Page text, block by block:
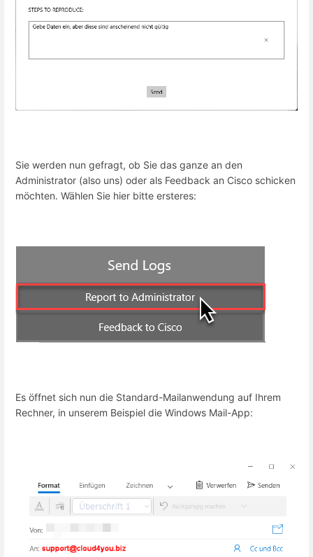
Sie werden nun gefragt, ob Sie das ganze an den
Administrator (also uns) oder als Feedback an Cisco schicken
möchten. Wählen Sie hier bitte ersteres:
Es öffnet sich nun die Standard-Mailanwendung auf Ihrem
Rechner, in unserem Beispiel die Windows Mail-App: